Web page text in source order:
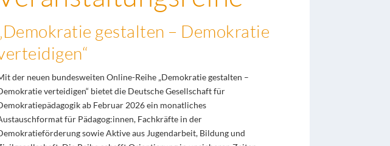
„Demokratie gestalten – Demokratie
der neuen bundesweiten Online-Reihe „Demokratie gestalten –
verteidigen“ bietet die Deutsche Gesellschaft für
ab Februar 2026 ein monatliches
für Pädagog:innen, Fachkräfte in der
sowie Aktive aus Jugendarbeit, Bildung und